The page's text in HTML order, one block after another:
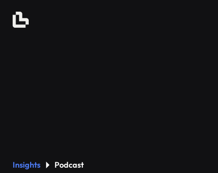
Insights Podcast